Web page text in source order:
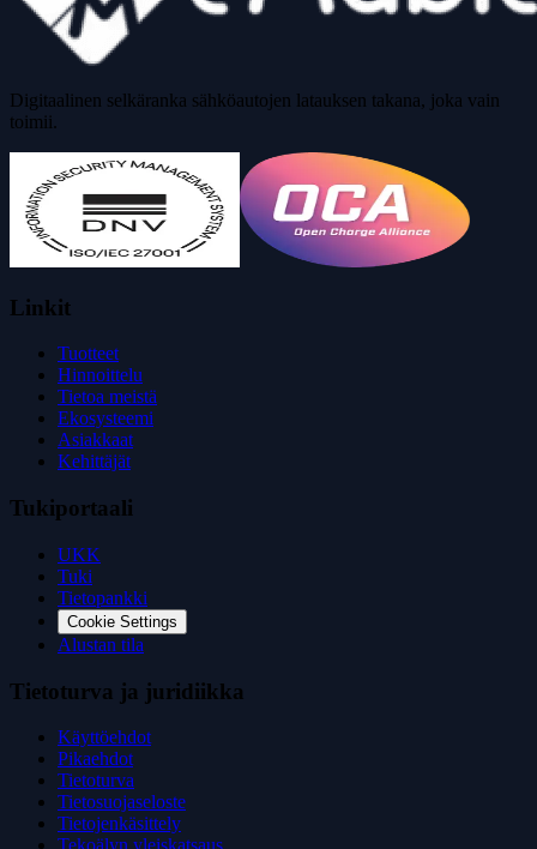
Digitaalinen selkäranka sähköautojen latauksen takana, joka vain
toimii.
Linkit
Tuotteet
Hinnoittelu
Tietoa meistä
Ekosysteemi
Asiakkaat
Kehittäjät
Tukiportaali
UKK
Tuki
Tietopankki
Cookie Settings
Alustan tila
Tietoturva ja juridiikka
Käyttöehdot
Pikaehdot
Tietoturva
Tietosuojaseloste
Tietojenkäsittely